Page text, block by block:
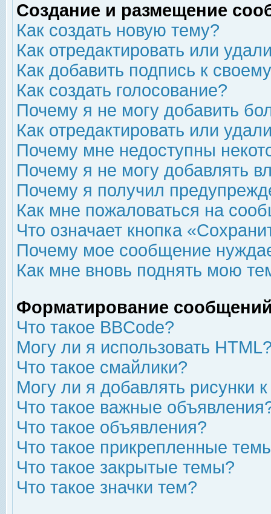
Создание и размещение
Как создать новую тему?
Как отредактировать или
Как добавить подпись к
Как создать голосование?
Почему я не могу добавить
Как отредактировать или
Почему мне недоступны
Почему я не могу добавлять
Почему я получил
Как мне пожаловаться на
Что означает кнопка
Почему мое сообщение
Как мне вновь поднять мою
Форматирование
Что такое BBCode?
Могу ли я использовать
Что такое смайлики?
Могу ли я добавлять рисунки
Что такое важные
Что такое объявления?
Что такое прикрепленные
Что такое закрытые темы?
Что такое значки тем?